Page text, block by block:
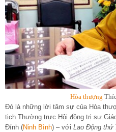
Hòa thượng
Đó là những lời tâm sự của Hòa
tịch Thường trực Hội đồng trị sự
Đính (Ninh Bình) – với Lao Động thứ